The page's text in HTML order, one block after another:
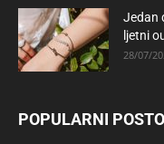
Jedan
ljetni
28/07/
POPULARNI